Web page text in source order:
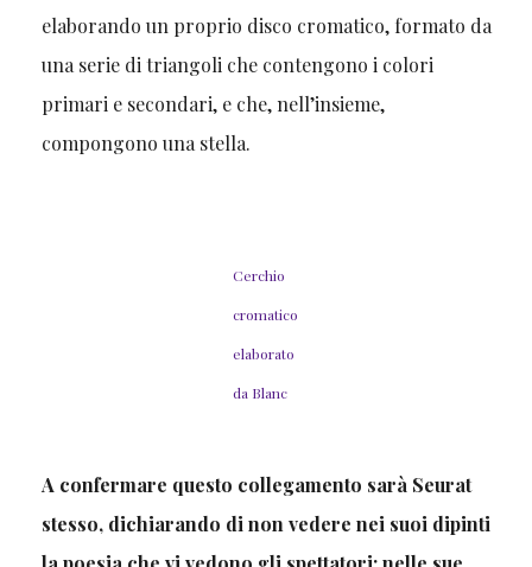
elaborando un proprio disco cromatico, formato da
una serie di triangoli che contengono i colori
primari e secondari, e che, nell’insieme,
compongono una stella.
Cerchio
cromatico
elaborato
da Blanc
A confermare questo collegamento sarà Seurat
stesso, dichiarando di non vedere nei suoi dipinti